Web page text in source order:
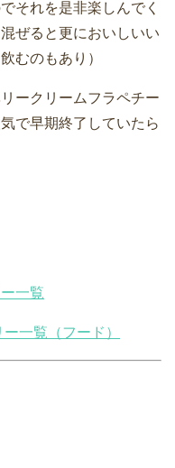
それを是非楽しんでく
ぜると更においしいい
むのもあり）
ークリームフラペチー
で早期終了していたら
一覧
一覧（フード）